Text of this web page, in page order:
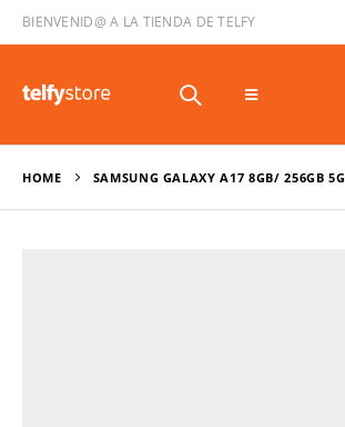
BIENVENID@ A LA TIENDA DE TELFY
HOME SAMSUNG GALAXY A17 8GB/ 256GB 5G